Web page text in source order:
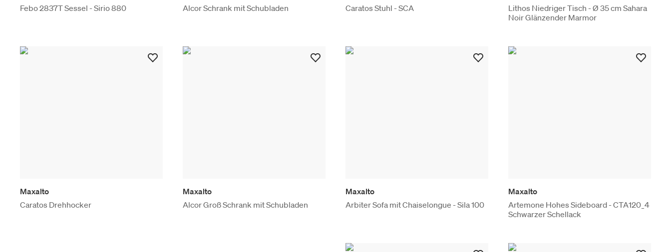
Febo 2837T Sessel - Sirio 880
Alcor Schrank mit Schubladen
Caratos Stuhl - SCA
Lithos Niedriger Tisch - Ø 35 cm Sahara
Noir Glänzender Marmor
Maxalto
Caratos Drehhocker
Maxalto
Alcor Groß Schrank mit Schubladen
Maxalto
Arbiter Sofa mit Chaiselongue - Sila 100
Maxalto
Artemone Hohes Sideboard - CTA120_4
Schwarzer Schellack